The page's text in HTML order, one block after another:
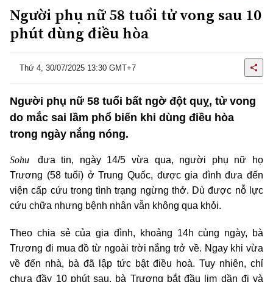
Người phụ nữ 58 tuổi tử vong sau 10
phút dùng điều hòa
Thứ 4, 30/07/2025 13:30 GMT+7
Người phụ nữ 58 tuổi bất ngờ đột quỵ, tử vong
do mắc sai lầm phổ biến khi dùng điều hòa
trong ngày nắng nóng.
Sohu đưa tin, ngày 14/5 vừa qua, người phụ nữ họ
Trương (58 tuổi) ở Trung Quốc, được gia đình đưa đến
viện cấp cứu trong tình trạng ngừng thở. Dù được nỗ lực
cứu chữa nhưng bệnh nhân vẫn không qua khỏi.
Theo chia sẻ của gia đình, khoảng 14h cùng ngày, bà
Trương đi mua đồ từ ngoài trời nắng trở về. Ngay khi vừa
về đến nhà, bà đã lập tức bật điều hoà. Tuy nhiên, chỉ
chưa đầy 10 phút sau, bà Trương bắt đầu lịm dần đi và